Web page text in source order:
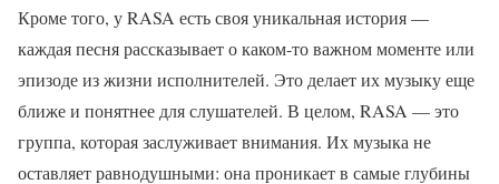
Кроме того, у RASA есть своя уникальная история —
каждая песня рассказывает о каком-то важном моменте или
эпизоде из жизни исполнителей. Это делает их музыку еще
ближе и понятнее для слушателей. В целом, RASA — это
группа, которая заслуживает внимания. Их музыка не
оставляет равнодушными: она проникает в самые глубины